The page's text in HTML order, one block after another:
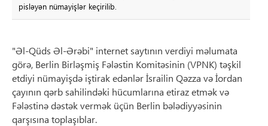
pisləyən nümayişlər keçirilib.
"Əl-Qüds Əl-Ərəbi" internet saytının verdiyi məlumata
görə, Berlin Birləşmiş Fələstin Komitəsinin (VPNK) təşkil
etdiyi nümayişdə iştirak edənlər İsrailin Qəzza və İordan
çayının qərb sahilindəki hücumlarına etiraz etmək və
Fələstinə dəstək vermək üçün Berlin bələdiyyəsinin
qarşısına toplaşıblar.